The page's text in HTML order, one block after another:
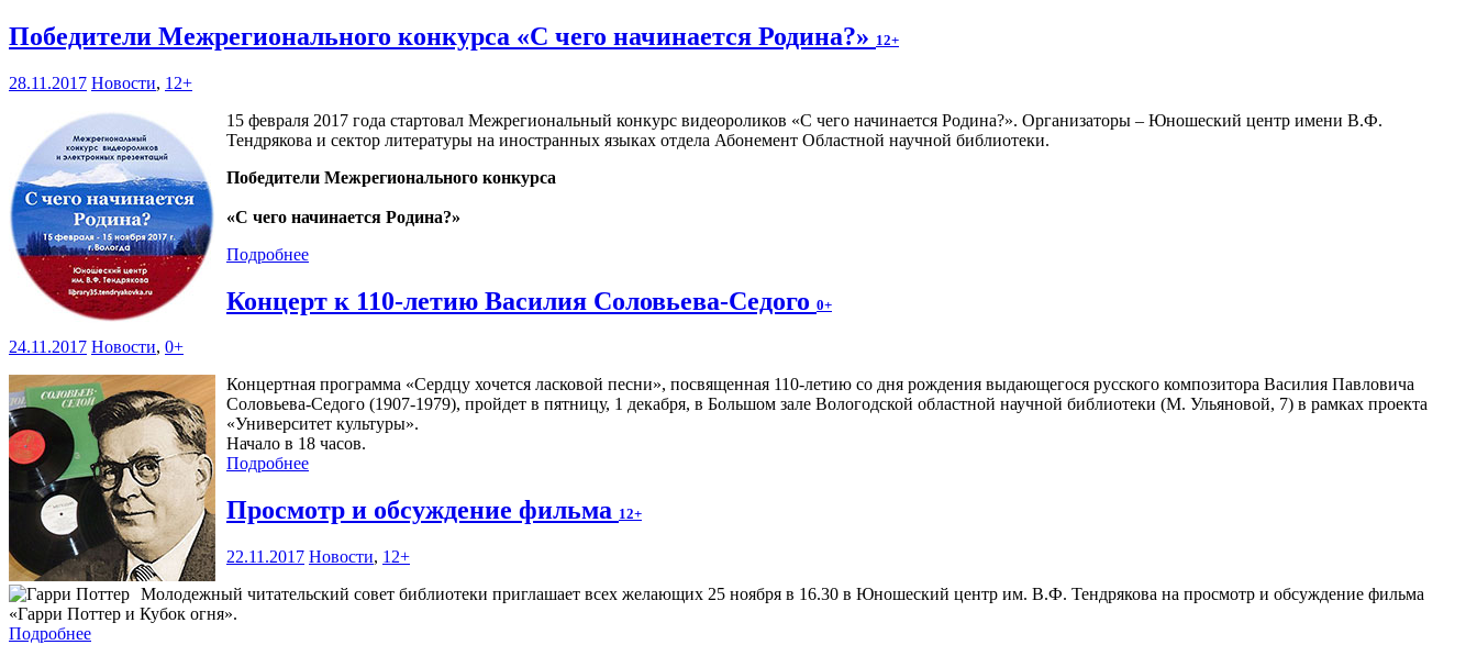
Победители Межрегионального конкурса «С чего начинается Родина?» 12+
28.11.2017 Новости, 12+
15 февраля 2017 года стартовал Межрегиональный конкурс видеороликов «С чего начинается Родина?». Организаторы – Юношеский центр имени В.Ф.
Тендрякова и сектор литературы на иностранных языках отдела Абонемент Областной научной библиотеки.
Победители Межрегионального конкурса
«С чего начинается Родина?»
Подробнее
Концерт к 110-летию Василия Соловьева-Седого 0+
24.11.2017 Новости, 0+
Концертная программа «Сердцу хочется ласковой песни», посвященная 110-летию со дня рождения выдающегося русского композитора Василия Павловича
Соловьева-Седого (1907-1979), пройдет в пятницу, 1 декабря, в Большом зале Вологодской областной научной библиотеки (М. Ульяновой, 7) в рамках проекта
«Университет культуры».
Начало в 18 часов.
Подробнее
Просмотр и обсуждение фильма 12+
22.11.2017 Новости, 12+
Молодежный читательский совет библиотеки приглашает всех желающих 25 ноября в 16.30 в Юношеский центр им. В.Ф. Тендрякова на просмотр и обсуждение фильма
«Гарри Поттер и Кубок огня».
Подробнее